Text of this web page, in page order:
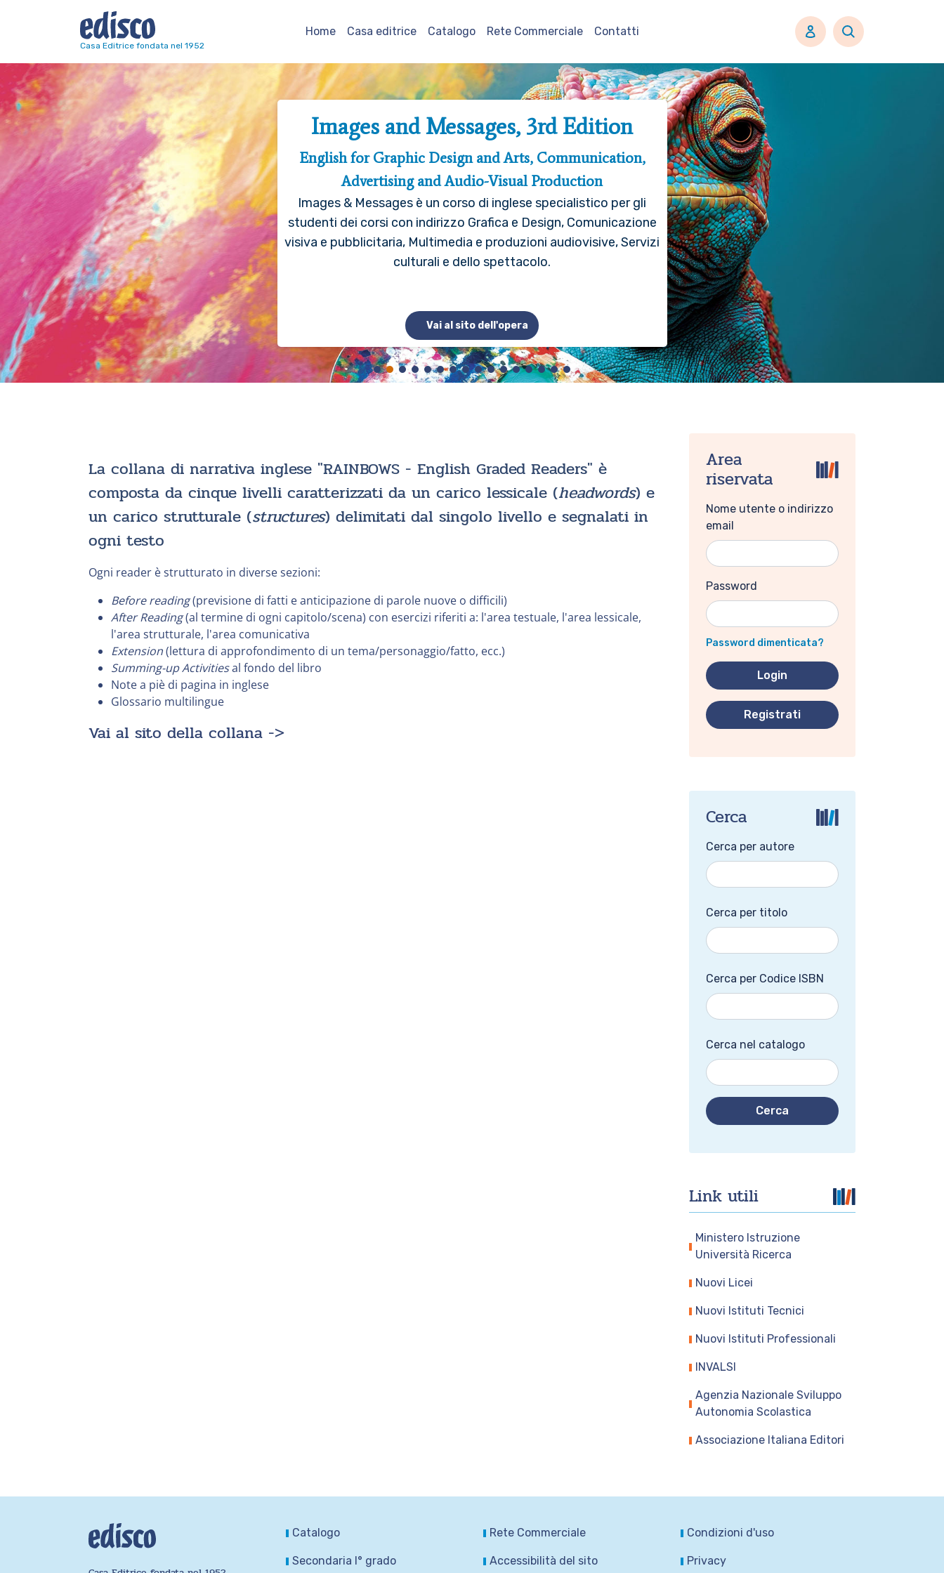
Navigazione principale
Casa Editrice fondata nel 1952
Home Casa editrice Catalogo Rete Commerciale Contatti
Images and Messages, 3rd Edition
English for Graphic Design and Arts, Communication,
Advertising and Audio-Visual Production
Images & Messages è un corso di inglese specialistico per gli
studenti dei corsi con indirizzo Grafica e Design, Comunicazione
visiva e pubblicitaria, Multimedia e produzioni audiovisive, Servizi
culturali e dello spettacolo.
Vai al sito dell'opera
La collana di narrativa inglese "RAINBOWS - English Graded Readers" è
composta da cinque livelli caratterizzati da un carico lessicale (headwords) e
un carico strutturale (structures) delimitati dal singolo livello e segnalati in
ogni testo
Ogni reader è strutturato in diverse sezioni:
Before reading(previsione di fatti e anticipazione di parole nuove o difficili)
After Reading(al termine di ogni capitolo/scena) con esercizi riferiti a: l'area testuale, l'area lessicale,
l'area strutturale, l'area comunicativa
Extension(lettura di approfondimento di un tema/personaggio/fatto, ecc.)
Summing-up Activitiesal fondo del libro
Note a piè di pagina in inglese
Glossario multilingue
Vai al sito della collana ->
Area
riservata
Nome utente o indirizzo
email
Password
Password dimenticata?
Registrati
Cerca
Cerca per autore
Cerca per titolo
Cerca per Codice ISBN
Cerca nel catalogo
Cerca
Link utili
Ministero Istruzione
Università Ricerca
Nuovi Licei
Nuovi Istituti Tecnici
Nuovi Istituti Professionali
INVALSI
Agenzia Nazionale Sviluppo
Autonomia Scolastica
Associazione Italiana Editori
Catalogo
Secondaria I° grado
Rete Commerciale
Accessibilità del sito
Condizioni d'uso
Privacy